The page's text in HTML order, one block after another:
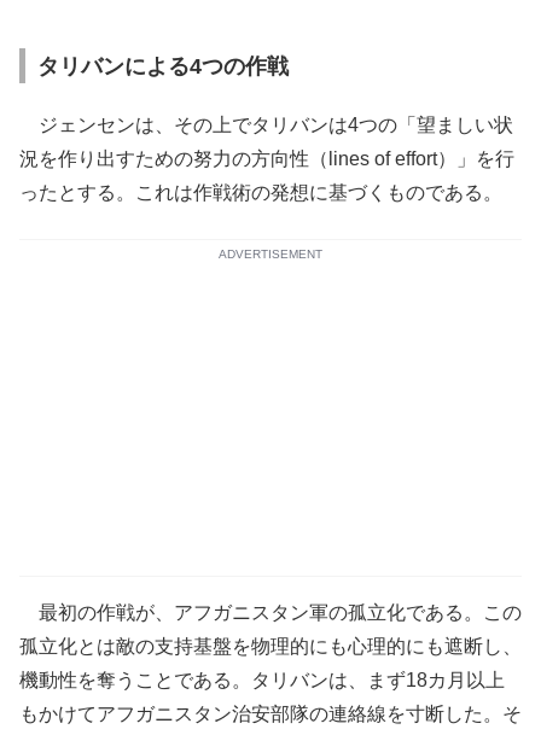
タリバンによる4つの作戦
ジェンセンは、その上でタリバンは4つの「望ましい状
況を作り出すための努力の方向性（lines of effort）」を行
ったとする。これは作戦術の発想に基づくものである。
ADVERTISEMENT
最初の作戦が、アフガニスタン軍の孤立化である。この
孤立化とは敵の支持基盤を物理的にも心理的にも遮断し、
機動性を奪うことである。タリバンは、まず18カ月以上
もかけてアフガニスタン治安部隊の連絡線を寸断した。そ